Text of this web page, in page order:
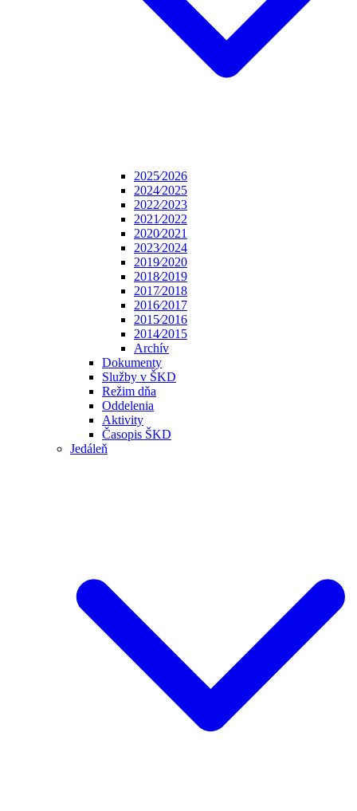
2025⁄2026
2024⁄2025
2022⁄2023
2021⁄2022
2020⁄2021
2023⁄2024
2019⁄2020
2018⁄2019
2017⁄2018
2016⁄2017
2015⁄2016
2014⁄2015
Archív
Dokumenty
Služby v ŠKD
Režim dňa
Oddelenia
Aktivity
Časopis ŠKD
Jedáleň